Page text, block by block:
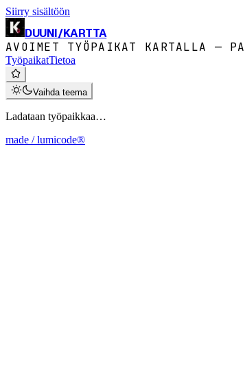
Siirry sisältöön
DUUNI/KARTTA
AVOIMET TYÖPAIKAT KARTALLA —
TyöpaikatTietoa
Vaihda teema
Ladataan työpaikkaa…
made / lumicode®